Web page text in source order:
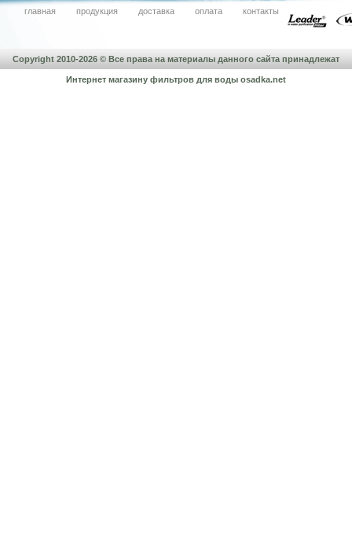
главная продукция доставка оплата контакты
Copyright 2010-2026 © Все права на материалы данного сайта принадлежат
Интернет магазину фильтров для воды osadka.net